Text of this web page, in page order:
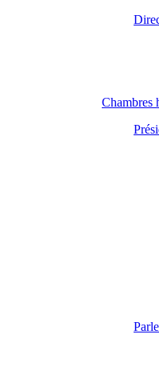
Chambres